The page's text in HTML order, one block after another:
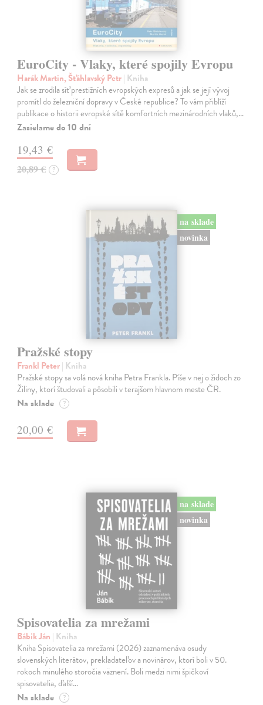
EuroCity - Vlaky, které spojily Evropu
Harák Martin, Šťáhlavský Petr| Kniha
Jak se zrodila síť prestižních evropských expresů a jak se její vývoj
promítl do železniční dopravy v České republice? To vám přiblíží
publikace o historii evropské sítě komfortních mezinárodních vlaků,…
Zasielame do 10 dní
19,43 €
20,89 € ?
na sklade
novinka
Pražské stopy
Frankl Peter| Kniha
Pražské stopy sa volá nová kniha Petra Frankla. Píše v nej o židoch zo
Žiliny, ktorí študovali a pôsobili v terajšom hlavnom meste ČR.
Na sklade ?
20,00 €
na sklade
novinka
Spisovatelia za mrežami
Bábik Ján | Kniha
Kniha Spisovatelia za mrežami (2026) zaznamenáva osudy
slovenských literátov, prekladateľov a novinárov, ktorí boli v 50.
rokoch minulého storočia väznení. Boli medzi nimi špičkoví
spisovatelia, ďalší…
Na sklade ?